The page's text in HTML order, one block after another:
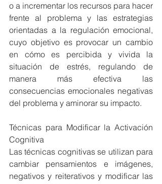
o a incrementar los recursos para hacer
frente al problema y las estrategias
orientadas a la regulación emocional,
cuyo objetivo es provocar un cambio
en cómo es percibida y vivida la
situación de estrés, regulando de
manera más efectiva las
consecuencias emocionales negativas
del problema y aminorar su impacto.
Técnicas para Modificar la Activación
Cognitiva
Las técnicas cognitivas se utilizan para
cambiar pensamientos e imágenes,
negativos y reiterativos y modificar las